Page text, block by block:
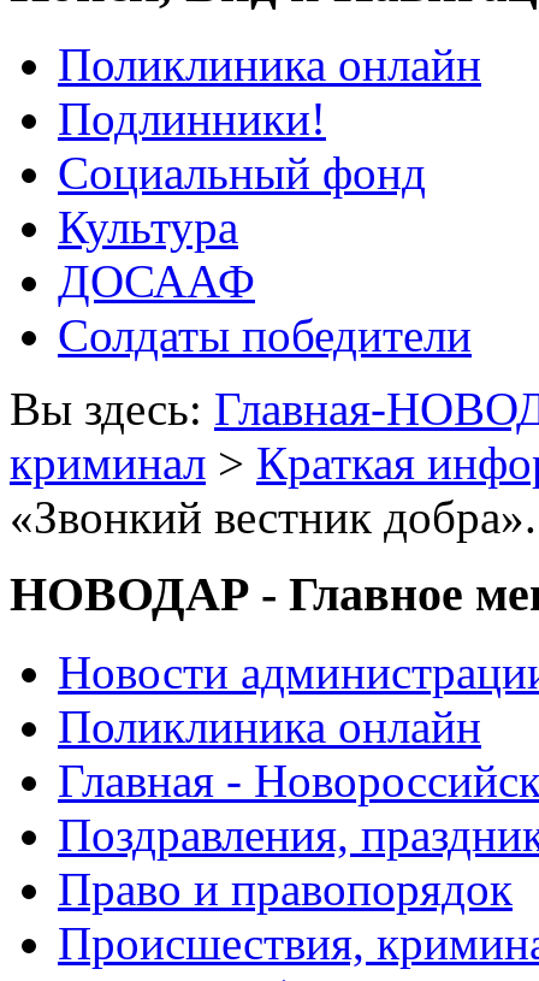
Поликлиника онлайн
Подлинники!
Социальный фонд
Культура
ДОСААФ
Солдаты победители
Вы здесь: Главная-
криминал > Краткая
«Звонкий вестник
НОВОДАР - Главное
Новости
Поликлиника онлайн
Главная -
Поздравления,
Право и правопорядок
Происшествия,